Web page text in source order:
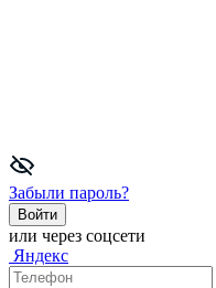
Забыли пароль?
Войти
или через соцсети
Яндекс